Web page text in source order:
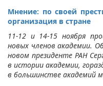
Мнение: по своей
организация в стране
11-12 и 14-15 ноября
новых членов академии.
новом президенте РАН
в истории академии,
в большинстве академий